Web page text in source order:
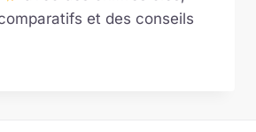
et des conseils